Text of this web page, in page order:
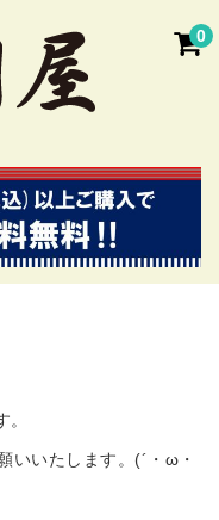
0
いいたします。(´・ω・